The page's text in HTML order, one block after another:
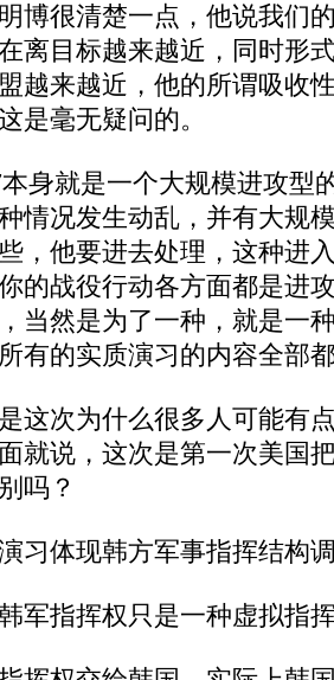
博很清楚一点，他说我们
离目标越来越近，同时形
越来越近，他的所谓吸收
是毫无疑问的。
就是一个大规模进攻型
情况发生动乱，并有大规
，他要进去处理，这种进
的战役行动各方面都是进
当然是为了一种，就是一
有的实质演习的内容全部
次为什么很多人可能有
就说，这次是第一次美国
吗？
体现韩方军事指挥结构
指挥权只是一种虚拟指